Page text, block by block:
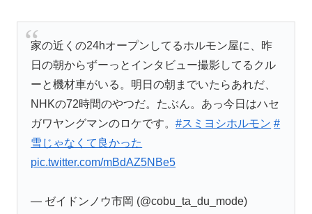
家の近くの24hオープンしてるホルモン屋に、昨
日の朝からずーっとインタビュー撮影してるクル
ーと機材車がいる。明日の朝までいたらあれだ、
NHKの72時間のやつだ。たぶん。あっ今日はハセ
ガワヤングマンのロケです。#スミヨシホルモン #
雪じゃなくて良かった
pic.twitter.com/mBdAZ5NBe5
— ゼイドンノウ市岡 (@cobu_ta_du_mode)